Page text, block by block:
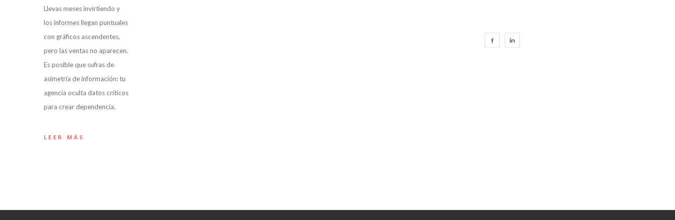
Llevas meses invirtiendo y
los informes llegan puntuales
con gráficos ascendentes,
pero las ventas no aparecen.
Es posible que sufras de
asimetría de información: tu
agencia oculta datos críticos
para crear dependencia.
LEER MÁS